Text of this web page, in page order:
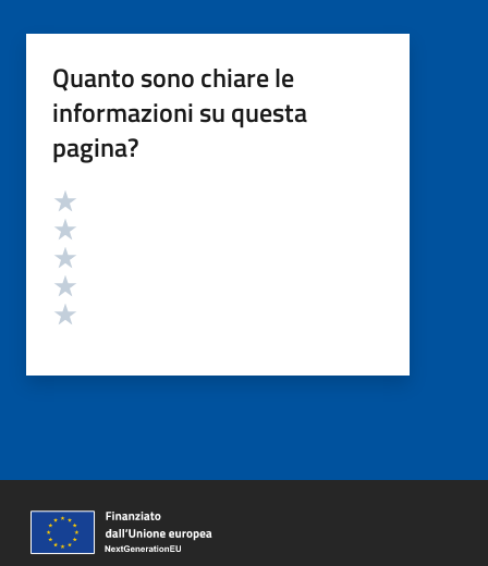
Quanto sono chiare le
informazioni su questa
pagina?
Valutazione